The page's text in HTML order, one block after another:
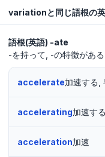
variationと同じ語根の
語根(英語) -ate
-を持って -の特徴があ
accelerate加速する,
accelerating加速す
acceleration加速